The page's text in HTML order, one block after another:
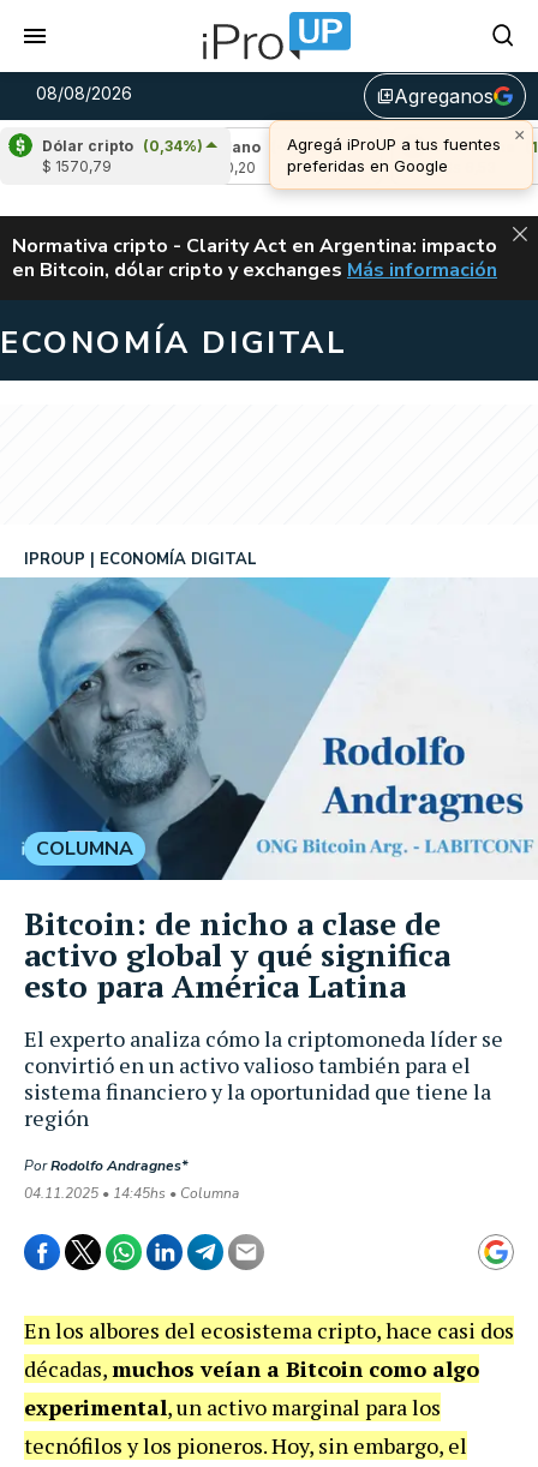
08/08/2026 library_addAgreganos
×
Agregá iProUP a tus fuentes
preferidas en Google
Dólar cripto (0,34%)
$ 1570,79
Cardano
(-0,55%)
Avalanche
u$s 6,53
ALERTA
Normativa cripto - Clarity Act en Argentina: impacto
en Bitcoin, dólar cripto y exchanges CLARITY ACT EN
Más información
ECONOMÍA DIGITAL
El experto analiza cómo la criptomoneda líder se
convirtió en un activo valioso también para el
sistema financiero y la oportunidad que tiene la
región
IPROUP ECONOMÍA DIGITAL
PorRodolfo Andragnes*
04.11.2025 • 14:45hs • Columna
COLUMNA
Bitcoin: de nicho a clase de
activo global y qué significa
esto para América Latina
En los albores del ecosistema cripto, hace casi dos
décadas,muchos veían a Bitcoin como algo
experimental, un activo marginal para los
tecnófilos y los pioneros. Hoy, sin embargo, el